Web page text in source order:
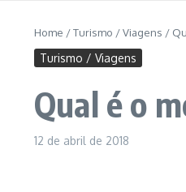
Home /Turismo / Viagens /
Turismo / Viagens
Qual é o
12 de abril de 2018